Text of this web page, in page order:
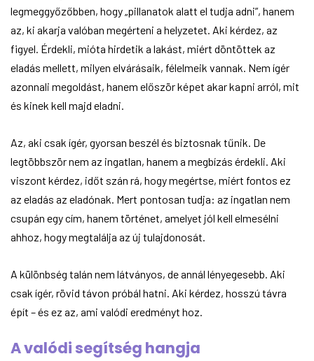
legmeggyőzőbben, hogy „pillanatok alatt el tudja adni”, hanem
az, ki akarja valóban megérteni a helyzetet. Aki kérdez, az
figyel. Érdekli, mióta hirdetik a lakást, miért döntöttek az
eladás mellett, milyen elvárásaik, félelmeik vannak. Nem ígér
azonnali megoldást, hanem először képet akar kapni arról, mit
és kinek kell majd eladni.
Az, aki csak ígér, gyorsan beszél és biztosnak tűnik. De
legtöbbször nem az ingatlan, hanem a megbízás érdekli. Aki
viszont kérdez, időt szán rá, hogy megértse, miért fontos ez
az eladás az eladónak. Mert pontosan tudja: az ingatlan nem
csupán egy cím, hanem történet, amelyet jól kell elmesélni
ahhoz, hogy megtalálja az új tulajdonosát.
A különbség talán nem látványos, de annál lényegesebb. Aki
csak ígér, rövid távon próbál hatni. Aki kérdez, hosszú távra
épít – és ez az, ami valódi eredményt hoz.
A valódi segítség hangja